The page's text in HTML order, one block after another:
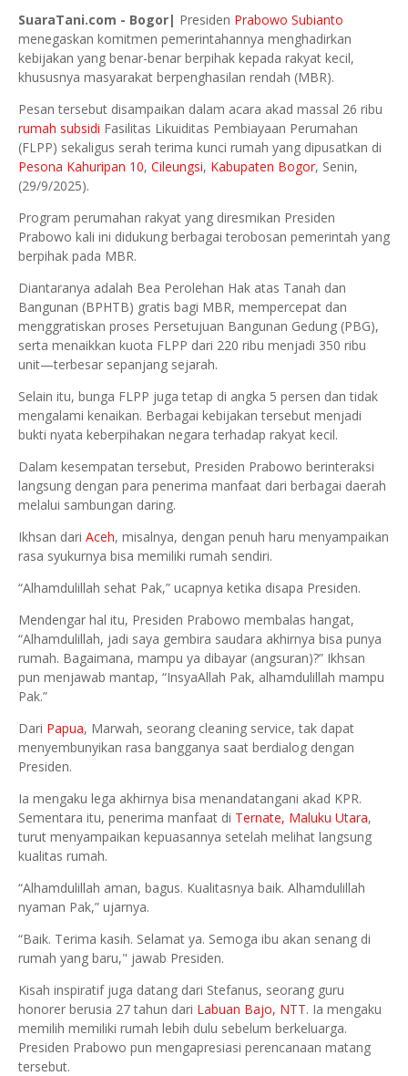
SuaraTani.com - Bogor| Presiden Prabowo Subianto
menegaskan komitmen pemerintahannya menghadirkan
kebijakan yang benar-benar berpihak kepada rakyat kecil,
khususnya masyarakat berpenghasilan rendah (MBR).
Pesan tersebut disampaikan dalam acara akad massal 26 ribu
rumah subsidi Fasilitas Likuiditas Pembiayaan Perumahan
(FLPP) sekaligus serah terima kunci rumah yang dipusatkan di
Pesona Kahuripan 10, Cileungsi, Kabupaten Bogor, Senin,
(29/9/2025).
Program perumahan rakyat yang diresmikan Presiden
Prabowo kali ini didukung berbagai terobosan pemerintah yang
berpihak pada MBR.
Diantaranya adalah Bea Perolehan Hak atas Tanah dan
Bangunan (BPHTB) gratis bagi MBR, mempercepat dan
menggratiskan proses Persetujuan Bangunan Gedung (PBG),
serta menaikkan kuota FLPP dari 220 ribu menjadi 350 ribu
unit—terbesar sepanjang sejarah.
Selain itu, bunga FLPP juga tetap di angka 5 persen dan tidak
mengalami kenaikan. Berbagai kebijakan tersebut menjadi
bukti nyata keberpihakan negara terhadap rakyat kecil.
Dalam kesempatan tersebut, Presiden Prabowo berinteraksi
langsung dengan para penerima manfaat dari berbagai daerah
melalui sambungan daring.
Ikhsan dari Aceh, misalnya, dengan penuh haru menyampaikan
rasa syukurnya bisa memiliki rumah sendiri.
“Alhamdulillah sehat Pak,” ucapnya ketika disapa Presiden.
Mendengar hal itu, Presiden Prabowo membalas hangat,
“Alhamdulillah, jadi saya gembira saudara akhirnya bisa punya
rumah. Bagaimana, mampu ya dibayar (angsuran)?” Ikhsan
pun menjawab mantap, “InsyaAllah Pak, alhamdulillah mampu
Pak.”
Dari Papua, Marwah, seorang cleaning service, tak dapat
menyembunyikan rasa bangganya saat berdialog dengan
Presiden.
Ia mengaku lega akhirnya bisa menandatangani akad KPR.
Sementara itu, penerima manfaat di Ternate, Maluku Utara,
turut menyampaikan kepuasannya setelah melihat langsung
kualitas rumah.
“Alhamdulillah aman, bagus. Kualitasnya baik. Alhamdulillah
nyaman Pak,” ujarnya.
“Baik. Terima kasih. Selamat ya. Semoga ibu akan senang di
rumah yang baru," jawab Presiden.
Kisah inspiratif juga datang dari Stefanus, seorang guru
honorer berusia 27 tahun dari Labuan Bajo, NTT. Ia mengaku
memilih memiliki rumah lebih dulu sebelum berkeluarga.
Presiden Prabowo pun mengapresiasi perencanaan matang
tersebut.